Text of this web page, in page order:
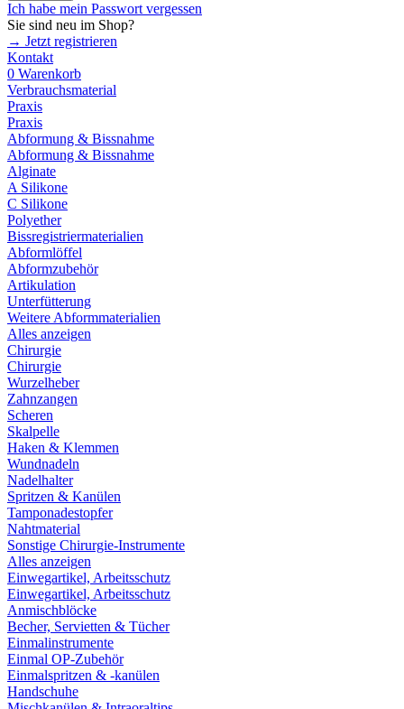
Ich habe mein Passwort vergessen
Sie sind neu im Shop?
→ Jetzt registrieren
Kontakt
0 Warenkorb
Verbrauchsmaterial
Praxis
Praxis
Abformung & Bissnahme
Abformung & Bissnahme
Alginate
A Silikone
C Silikone
Polyether
Bissregistriermaterialien
Abformlöffel
Abformzubehör
Artikulation
Unterfütterung
Weitere Abformmaterialien
Alles anzeigen
Chirurgie
Chirurgie
Wurzelheber
Zahnzangen
Scheren
Skalpelle
Haken & Klemmen
Wundnadeln
Nadelhalter
Spritzen & Kanülen
Tamponadestopfer
Nahtmaterial
Sonstige Chirurgie-Instrumente
Alles anzeigen
Einwegartikel, Arbeitsschutz
Einwegartikel, Arbeitsschutz
Anmischblöcke
Becher, Servietten & Tücher
Einmalinstrumente
Einmal OP-Zubehör
Einmalspritzen & -kanülen
Handschuhe